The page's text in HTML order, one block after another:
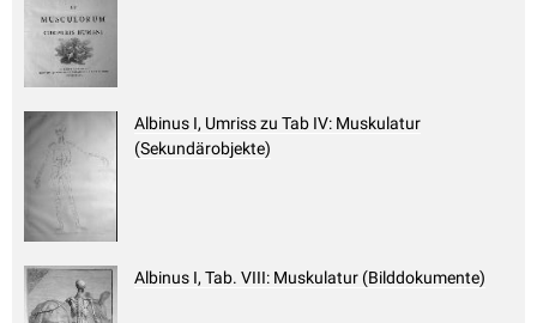
Albinus I, Umriss zu Tab IV: Muskulatur
(Sekundärobjekte)
Albinus I, Tab. VIII: Muskulatur (Bilddokumente)